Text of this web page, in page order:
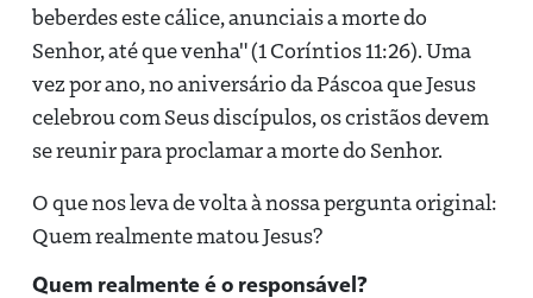
beberdes este cálice, anunciais a morte do
Senhor, até que venha" (1 Coríntios 11:26). Uma
vez por ano, no aniversário da Páscoa que Jesus
celebrou com Seus discípulos, os cristãos devem
se reunir para proclamar a morte do Senhor.
O que nos leva de volta à nossa pergunta original:
Quem realmente matou Jesus?
Quem realmente é o responsável?